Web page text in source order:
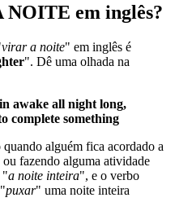
NOITE em inglês?
virar a noite" em inglês é
". Dê uma olhada na
awake all night long,
complete something
quando alguém fica acordado a
fazendo alguma atividade
"a noite inteira", e o verbo
puxar" uma noite inteira